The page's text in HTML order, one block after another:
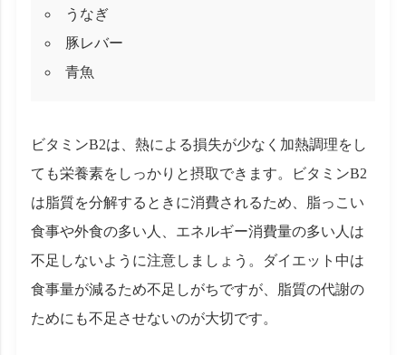
うなぎ
豚レバー
青魚
ビタミンB2は、熱による損失が少なく加熱調理をし
ても栄養素をしっかりと摂取できます。ビタミンB2
は脂質を分解するときに消費されるため、脂っこい
食事や外食の多い人、エネルギー消費量の多い人は
不足しないように注意しましょう。ダイエット中は
食事量が減るため不足しがちですが、脂質の代謝の
ためにも不足させないのが大切です。